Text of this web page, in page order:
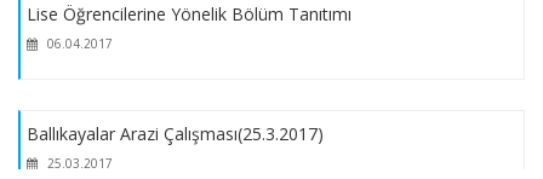
Lise Öğrencilerine Yönelik Bölüm Tanıtımı
06.04.2017
Ballıkayalar Arazi Çalışması(25.3.2017)
25.03.2017